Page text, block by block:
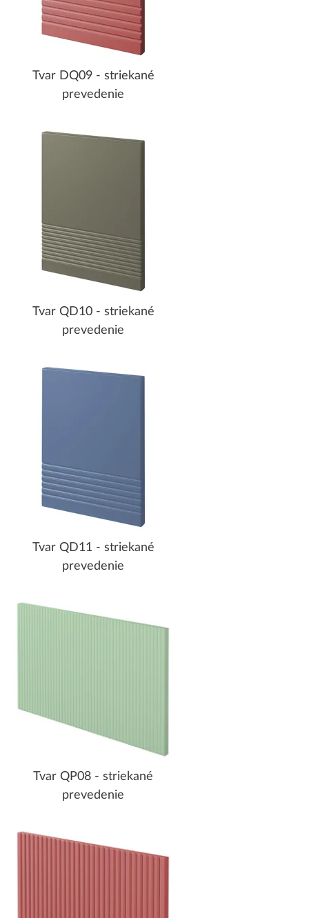
Tvar DQ09 - striekané
prevedenie
Tvar QD10 - striekané
prevedenie
Tvar QD11 - striekané
prevedenie
Tvar QP08 - striekané
prevedenie